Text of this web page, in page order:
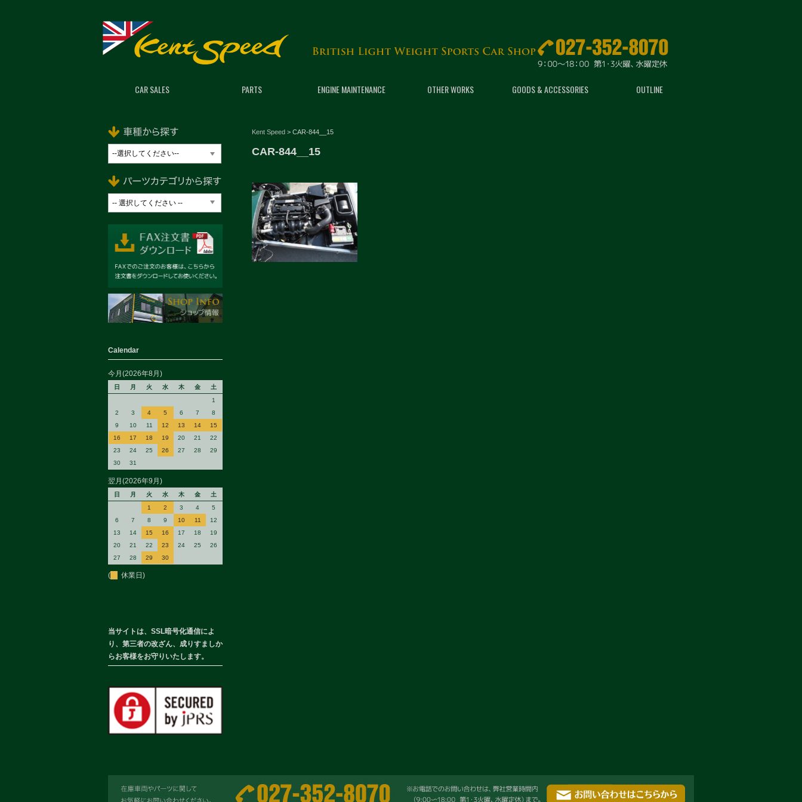
CAR SALES PARTS ENGINE MAINTENANCE OTHER WORKS GOODS & ACCESSORIES OUTLINE
Kent Speed > CAR-844__15
CAR-844__15
Calendar
今月(2026年8月)
日 月 火 水 木 金
土
1
2
3 4 5 6 7
8
9
10 11 12 13 14
15
16
17 18 19 20 21
22
23
24 25 26 27 28
29
30
31
翌月(2026年9月)
日 月 火 水 木 金
土
1
2 3 4
5
6
7 8 9 10 11
12
13
14 15 16 17 18
19
20
21 22 23 24 25
26
27
28 29 30
( 休業日)
当サイトは、SSL暗号化通信によ
り、第三者の改ざん、成りすましか
らお客様をお守りいたします。